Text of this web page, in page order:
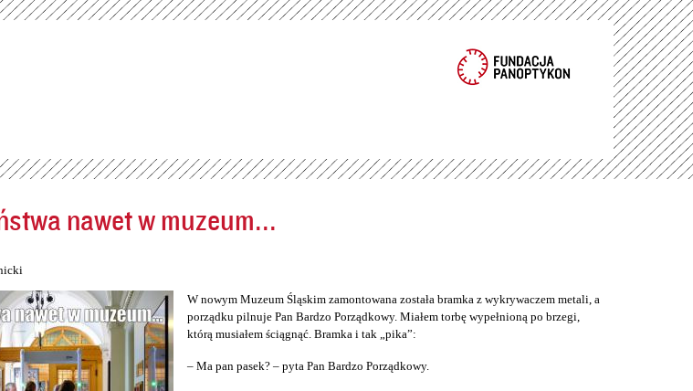
Przejdź
nawet w muzeum...
W nowym Muzeum Śląskim zamontowana została bramka z wykrywaczem metali, a
porządku pilnuje Pan Bardzo Porządkowy. Miałem torbę wypełnioną po brzegi,
którą musiałem ściągnąć. Bramka i tak „pika”:
– Ma pan pasek? – pyta Pan Bardzo Porządkowy.